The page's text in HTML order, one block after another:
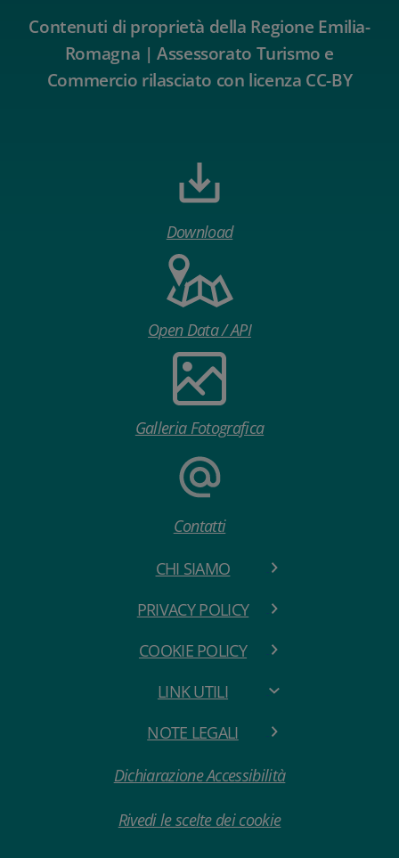
Contenuti di proprietà della Regione Emilia-
Romagna | Assessorato Turismo e
Commercio rilasciato con licenza CC-BY
Download
Open Data / API
Galleria Fotografica
Contatti
CHI SIAMO
PRIVACY POLICY
COOKIE POLICY
LINK UTILI
NOTE LEGALI
Dichiarazione Accessibilità
Rivedi le scelte dei cookie